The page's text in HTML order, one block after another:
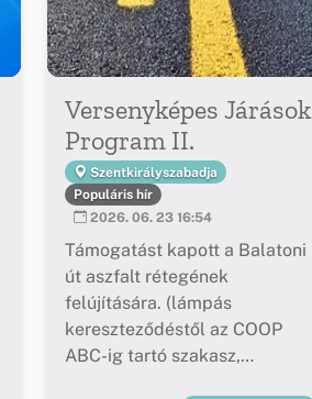
Versenyképes Járások
Program II.
Szentkirályszabadja
Populáris hír
2026. 06. 23 16:54
Támogatást kapott a Balatoni
út aszfalt rétegének
felújítására. (lámpás
kereszteződéstől az COOP
ABC-ig tartó szakasz,